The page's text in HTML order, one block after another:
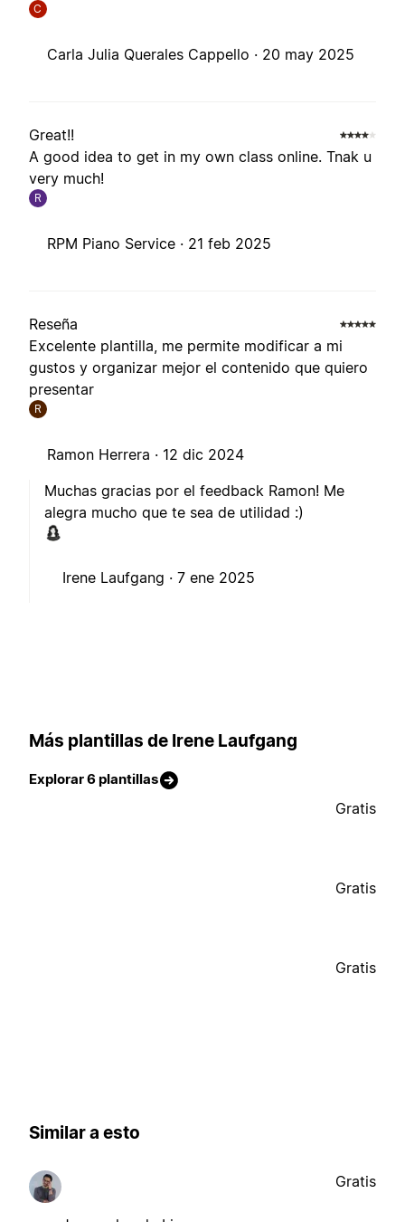
C
Carla Julia Querales Cappello · 20 may 2025
Great!!
A good idea to get in my own class online. Tnak u
very much!
R
RPM Piano Service · 21 feb 2025
Reseña
Excelente plantilla, me permite modificar a mi
gustos y organizar mejor el contenido que quiero
presentar
R
Ramon Herrera · 12 dic 2024
Muchas gracias por el feedback Ramon! Me
alegra mucho que te sea de utilidad :)
Irene Laufgang · 7 ene 2025
Más plantillas de Irene Laufgang
Explorar 6 plantillas
Gratis
Gratis
Gratis
Similar a esto
Gratis